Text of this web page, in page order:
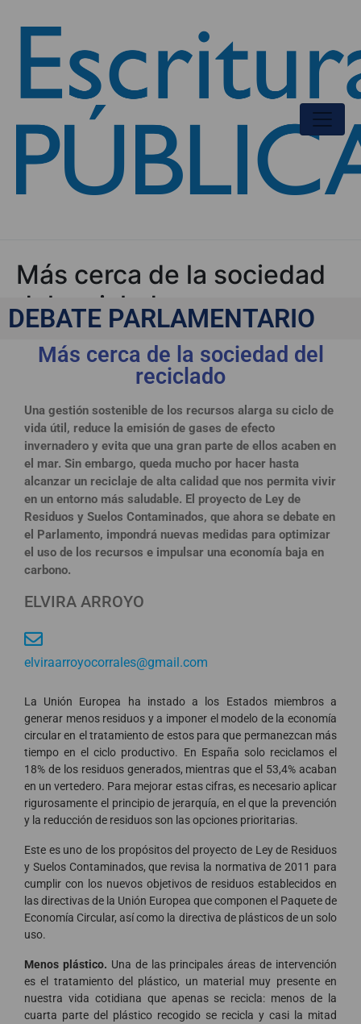
Más cerca de la sociedad
del reciclado
DEBATE PARLAMENTARIO
Más cerca de la sociedad del
reciclado
Una gestión sostenible de los recursos alarga su ciclo de
vida útil, reduce la emisión de gases de efecto
invernadero y evita que una gran parte de ellos acaben en
el mar. Sin embargo, queda mucho por hacer hasta
alcanzar un reciclaje de alta calidad que nos permita vivir
en un entorno más saludable. El proyecto de Ley de
Residuos y Suelos Contaminados, que ahora se debate en
el Parlamento, impondrá nuevas medidas para optimizar
el uso de los recursos e impulsar una economía baja en
carbono.
ELVIRA ARROYO
elviraarroyocorrales@gmail.com
La Unión Europea ha instado a los Estados miembros a
generar menos residuos y a imponer el modelo de la economía
circular en el tratamiento de estos para que permanezcan más
tiempo en el ciclo productivo. En España solo reciclamos el
18% de los residuos generados, mientras que el 53,4% acaban
en un vertedero. Para mejorar estas cifras, es necesario aplicar
rigurosamente el principio de jerarquía, en el que la prevención
y la reducción de residuos son las opciones prioritarias.
Este es uno de los propósitos del proyecto de Ley de Residuos
y Suelos Contaminados, que revisa la normativa de 2011 para
cumplir con los nuevos objetivos de residuos establecidos en
las directivas de la Unión Europea que componen el Paquete de
Economía Circular, así como la directiva de plásticos de un solo
uso.
Menos plástico. Una de las principales áreas de intervención
es el tratamiento del plástico, un material muy presente en
nuestra vida cotidiana que apenas se recicla: menos de la
cuarta parte del plástico recogido se recicla y casi la mitad